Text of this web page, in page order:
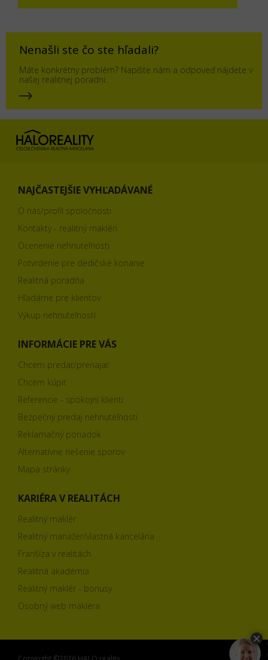
Nenašli ste čo ste hľadali?
Máte konkrétny problém? Napíšte nám a odpoveď nájdete v
našej realitnej poradni.
NAJČASTEJŠIE VYHĽADÁVANÉ
O nás/profil spoločnosti
Kontakty - realitný makléri
Ocenenie nehnuteľnosti
Potvrdenie pre dedičské konanie
Realitná poradňa
Hľadáme pre klientov
Výkup nehnuteľností
INFORMÁCIE PRE VÁS
Chcem predať/prenajať
Chcem kúpiť
Referencie - spokojní klienti
Bezpečný predaj nehnuteľnosti
Reklamačný poriadok
Alternatívne riešenie sporov
Mapa stránky
KARIÉRA V REALITÁCH
Realitný maklér
Realitný manažér/vlastná kancelária
Franšíza v realitách
Realitná akadémia
Realitný maklér - bonusy
Osobný web makléra